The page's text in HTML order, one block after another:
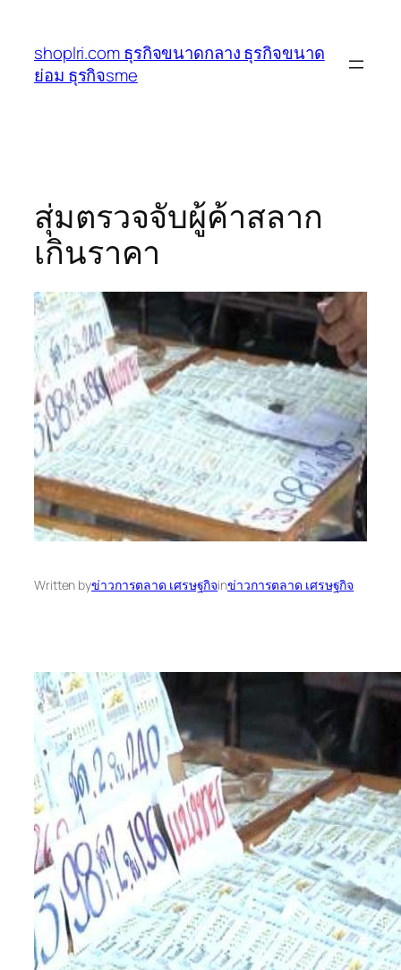
เนื้อหา
shoplri.com ธุรกิจขนาดกลาง ธุรกิจขนาด
ย่อม ธุรกิจsme
สุ่มตรวจจับผู้ค้าสลาก
เกินราคา
Written byข่าวการตลาด เศรษฐกิจinข่าวการตลาด เศรษฐกิจ